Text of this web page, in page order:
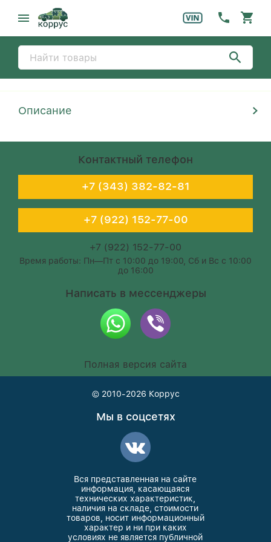
Описание
Контактный телефон
+7 (343) 382-82-81
+7 (922) 152-77-00
+7 (922) 152-77-00
Время работы: Пн—Пт с 10:00 до 19:00, Сб и Вс с 10:00
до 16:00
Написать в мессенджеры
Полная версия сайта
© 2010-2026 Коррус
Мы в соцсетях
Вся представленная на сайте
информация, касающаяся
технических характеристик,
наличия на складе, стоимости
товаров, носит информационный
характер и ни при каких
условиях не является публичной